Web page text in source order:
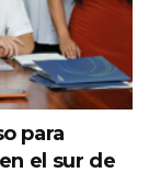
para
el sur de